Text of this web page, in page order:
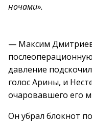
ночами».
— Максим
давление
голос Арины, и
очаровавшего его
Он убрал блокнот